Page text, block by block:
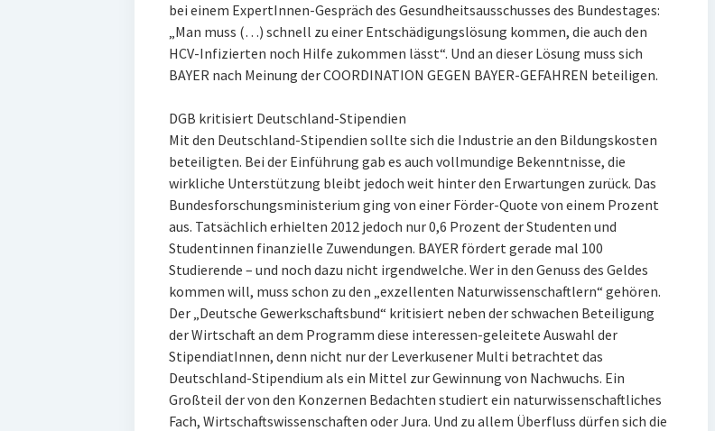
bei einem ExpertInnen-Gespräch des Gesundheitsausschusses des Bundestages:
„Man muss (…) schnell zu einer Entschädigungslösung kommen, die auch den
HCV-Infizierten noch Hilfe zukommen lässt“. Und an dieser Lösung muss sich
BAYER nach Meinung der COORDINATION GEGEN BAYER-GEFAHREN beteiligen.
DGB kritisiert Deutschland-Stipendien
Mit den Deutschland-Stipendien sollte sich die Industrie an den Bildungskosten
beteiligten. Bei der Einführung gab es auch vollmundige Bekenntnisse, die
wirkliche Unterstützung bleibt jedoch weit hinter den Erwartungen zurück. Das
Bundesforschungsministerium ging von einer Förder-Quote von einem Prozent
aus. Tatsächlich erhielten 2012 jedoch nur 0,6 Prozent der Studenten und
Studentinnen finanzielle Zuwendungen. BAYER fördert gerade mal 100
Studierende – und noch dazu nicht irgendwelche. Wer in den Genuss des Geldes
kommen will, muss schon zu den „exzellenten Naturwissenschaftlern“ gehören.
Der „Deutsche Gewerkschaftsbund“ kritisiert neben der schwachen Beteiligung
der Wirtschaft an dem Programm diese interessen-geleitete Auswahl der
StipendiatInnen, denn nicht nur der Leverkusener Multi betrachtet das
Deutschland-Stipendium als ein Mittel zur Gewinnung von Nachwuchs. Ein
Großteil der von den Konzernen Bedachten studiert ein naturwissenschaftliches
Fach, Wirtschaftswissenschaften oder Jura. Und zu allem Überfluss dürfen sich die